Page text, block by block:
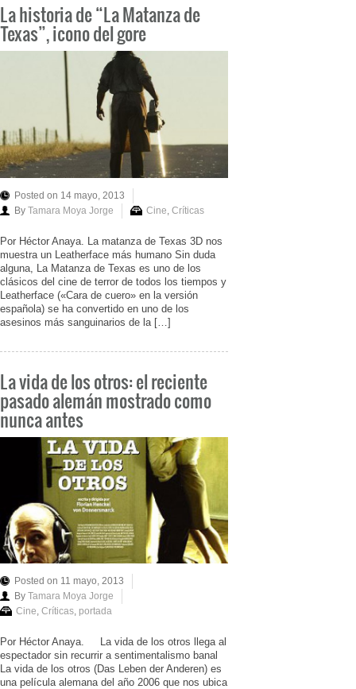
La historia de “La Matanza de
Texas”, icono del gore
Posted on 14 mayo, 2013
By Tamara Moya Jorge Cine Críticas
Por Héctor Anaya. La matanza de Texas 3D nos
muestra un Leatherface más humano Sin duda
alguna, La Matanza de Texas es uno de los
clásicos del cine de terror de todos los tiempos y
Leatherface («Cara de cuero» en la versión
española) se ha convertido en uno de los
asesinos más sanguinarios de la […]
La vida de los otros: el reciente
pasado alemán mostrado como
nunca antes
Posted on 11 mayo, 2013
By Tamara Moya Jorge
Cine, Críticas, portada
Por Héctor Anaya. La vida de los otros llega al
espectador sin recurrir a sentimentalismo banal
La vida de los otros (Das Leben der Anderen) es
una película alemana del año 2006 que nos ubica